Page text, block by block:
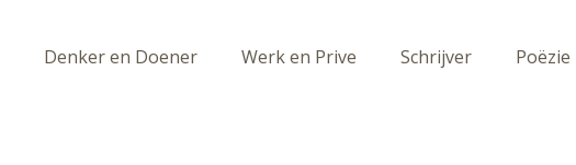
Denker en Doener Werk en Prive Schrijver Poëzie